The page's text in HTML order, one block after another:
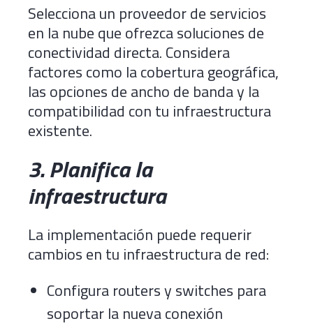
Selecciona un proveedor de servicios
en la nube que ofrezca soluciones de
conectividad directa. Considera
factores como la cobertura geográfica,
las opciones de ancho de banda y la
compatibilidad con tu infraestructura
existente.
3. Planifica la
infraestructura
La implementación puede requerir
cambios en tu infraestructura de red:
Configura routers y switches para
soportar la nueva conexión